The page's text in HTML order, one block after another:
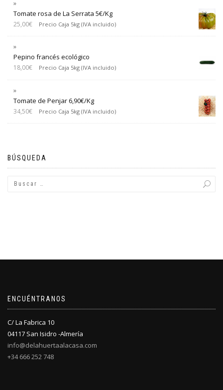
Tomate rosa de La Serrata 5€/Kg
25,00€ Precio Caja 5kg (IVA incluido)
Pepino francés ecológico
18,00€ Precio Caja 5kg (IVA incluido)
Tomate de Penjar 6,90€/Kg
34,50€ Precio Caja 5kg (IVA incluido)
BÚSQUEDA
ENCUÉNTRANOS
C/ La Fabrica 10
04117 San Isidro -Almería
info@delahuertaalacasa.com
+34 666 252 748